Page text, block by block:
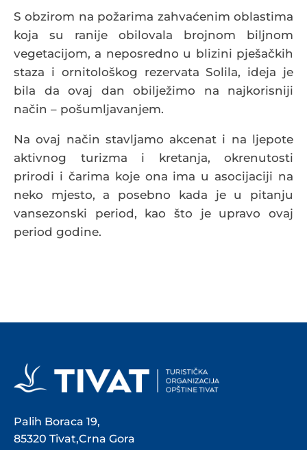
S obzirom na požarima zahvaćenim oblastima
koja su ranije obilovala brojnom biljnom
vegetacijom, a neposredno u blizini pješačkih
staza i ornitološkog rezervata Solila, ideja je
bila da ovaj dan obilježimo na najkorisniji
način – pošumljavanjem.
Na ovaj način stavljamo akcenat i na ljepote
aktivnog turizma i kretanja, okrenutosti
prirodi i čarima koje ona ima u asocijaciji na
neko mjesto, a posebno kada je u pitanju
vansezonski period, kao što je upravo ovaj
period godine.
Palih Boraca 19,
85320 Tivat,Crna Gora